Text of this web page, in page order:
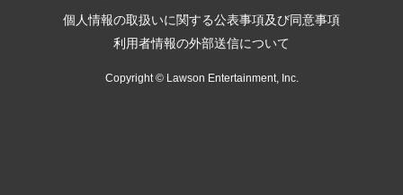
個人情報の取扱いに関する公表事項及び同意事項
利用者情報の外部送信について
Copyright © Lawson Entertainment, Inc.